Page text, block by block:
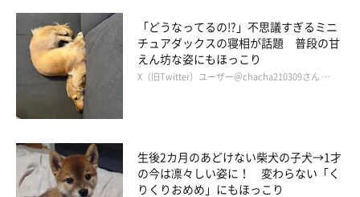
「どうなってるの!?」不思議すぎるミニ
チュアダックスの寝相が話題 普段の甘
えん坊な姿にもほっこり
X（旧Twitter）ユーザー＠chacha210309さん …
生後2カ月のあどけない柴犬の子犬→1才
の今は凛々しい姿に！ 変わらない「く
りくりおめめ」にもほっこり